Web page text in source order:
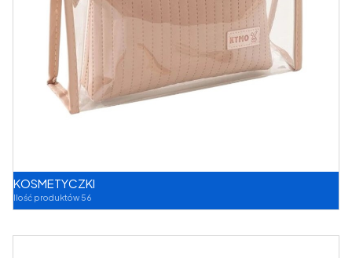
KOSMETYCZKI
Ilość produktów 56